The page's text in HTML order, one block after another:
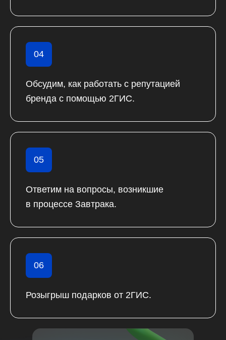
04
Обсудим, как работать с репутацией
бренда с помощью 2ГИС.
05
Ответим на вопросы, возникшие
в процессе Завтрака.
06
Розыгрыш подарков от 2ГИС.